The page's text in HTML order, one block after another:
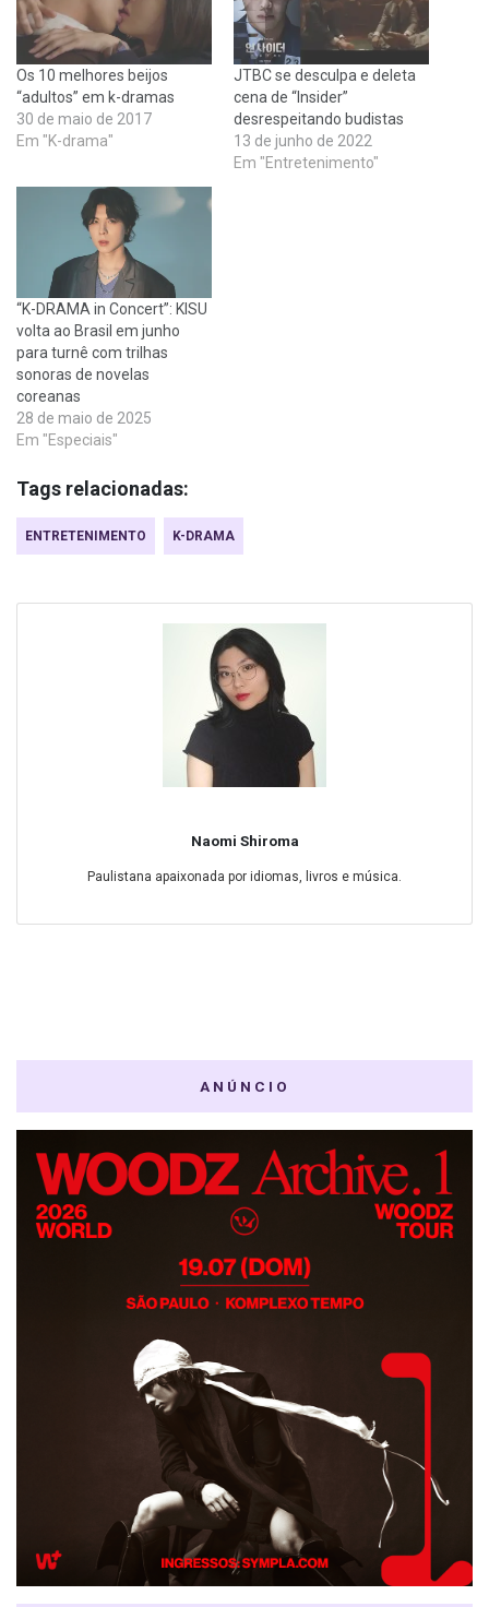
Os 10 melhores beijos
“adultos” em k-dramas
30 de maio de 2017
Em "K-drama"
JTBC se desculpa e deleta
cena de “Insider”
desrespeitando budistas
13 de junho de 2022
Em "Entretenimento"
“K-DRAMA in Concert”: KISU
volta ao Brasil em junho
para turnê com trilhas
sonoras de novelas
coreanas
28 de maio de 2025
Em "Especiais"
Tags relacionadas:
ENTRETENIMENTO K-DRAMA
Naomi Shiroma
Paulistana apaixonada por idiomas, livros e música.
ANÚNCIO